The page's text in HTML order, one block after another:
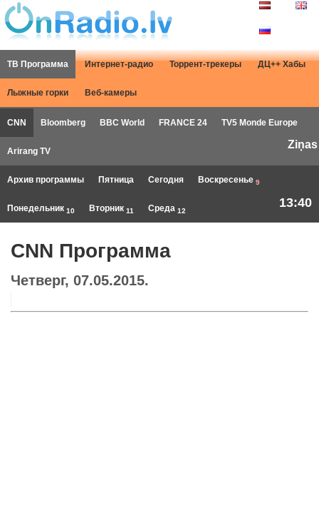
ТВ Программа Интернет-радио Торрент-трекеры ДЦ++ Хабы
Лыжные горки Веб-камеры
CNN Bloomberg BBC World FRANCE 24 TV5 Monde Europe
Arirang TV
Ziņas
Архив программы Пятница Сегодня Воскресенье 9
Понедельник 10 Вторник 11 Среда 12
13:40
CNN Программа
Четверг, 07.05.2015.